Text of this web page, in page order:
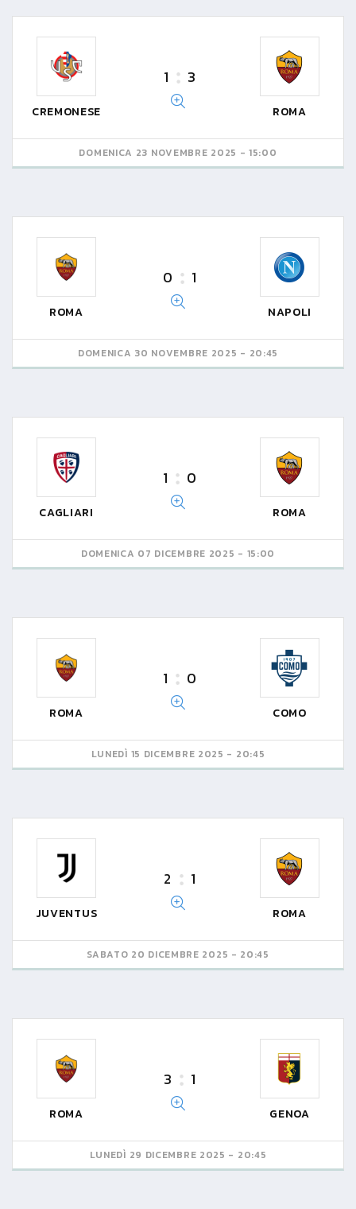
CREMONESE
1 3
ROMA
DOMENICA 23 NOVEMBRE 2025 - 15:00
ROMA
0 1
NAPOLI
DOMENICA 30 NOVEMBRE 2025 - 20:45
CAGLIARI
1 0
ROMA
DOMENICA 07 DICEMBRE 2025 - 15:00
ROMA
1 0
COMO
LUNEDÌ 15 DICEMBRE 2025 - 20:45
JUVENTUS
2 1
ROMA
SABATO 20 DICEMBRE 2025 - 20:45
ROMA
3 1
GENOA
LUNEDÌ 29 DICEMBRE 2025 - 20:45